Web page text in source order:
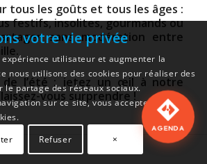
tous les goûts et tous les âges :
festifs, insolites, gourmands ou
sans modération entre
de l’été : jetez un œil à notre
vous surprendre !
votre vie privée
utilisateur et augmenter la
nous utilisons des cookies pour réaliser des
partage des réseaux sociaux.
sur ce site, vous acceptez
Refuser ×
AGENDA